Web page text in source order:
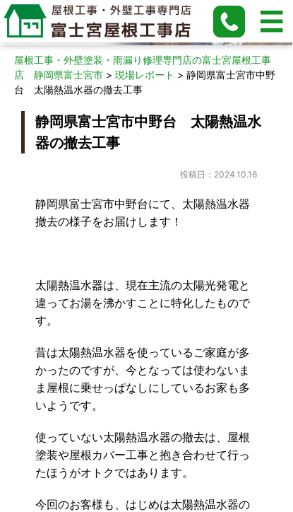
現場レポート
屋根工事・外壁塗装・雨漏り修理専門店の富士宮屋根工事
店 静岡県富士宮市 > 現場レポート > 静岡県富士宮市中野
台 太陽熱温水器の撤去工事
静岡県富士宮市中野台 太陽熱温水
器の撤去工事
投稿日：2024.10.16
静岡県富士宮市中野台にて、太陽熱温水器
撤去の様子をお届けします！
太陽熱温水器は、現在主流の太陽光発電と
違ってお湯を沸かすことに特化したもので
す。
昔は太陽熱温水器を使っているご家庭が多
かったのですが、今となっては使わないま
ま屋根に乗せっぱなしにしているお家も多
いようです。
使っていない太陽熱温水器の撤去は、屋根
塗装や屋根カバー工事と抱き合わせて行っ
たほうがオトクではあります。
今回のお客様も、はじめは太陽熱温水器の